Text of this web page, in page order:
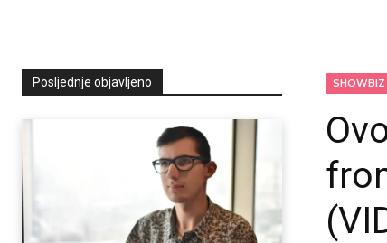
Posljednje objavljeno SHOWBIZ